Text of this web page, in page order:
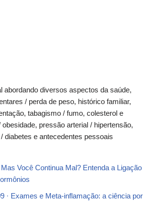
abordando diversos aspectos da saúde,
/ perda de peso, histórico familiar,
tabagismo / fumo, colesterol e
pressão arterial / hipertensão,
diabetes e antecedentes pessoais
Você Continua Mal? Entenda a Ligação
· Exames e Meta-inflamação: a ciência por